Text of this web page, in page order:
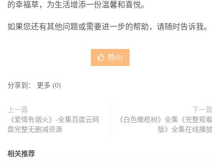
的幸福草，为生活增添一份温馨和喜悦。
如果您还有其他问题或需要进一步的帮助，请随时告诉我。
赞(0)
分享到： 更多 (0)
上一篇
《爱情有烟火》-全集百度云网
盘完整无删减资源
下一篇
《白色橄榄树》全集《完整观看
版》全集在线播放
相关推荐